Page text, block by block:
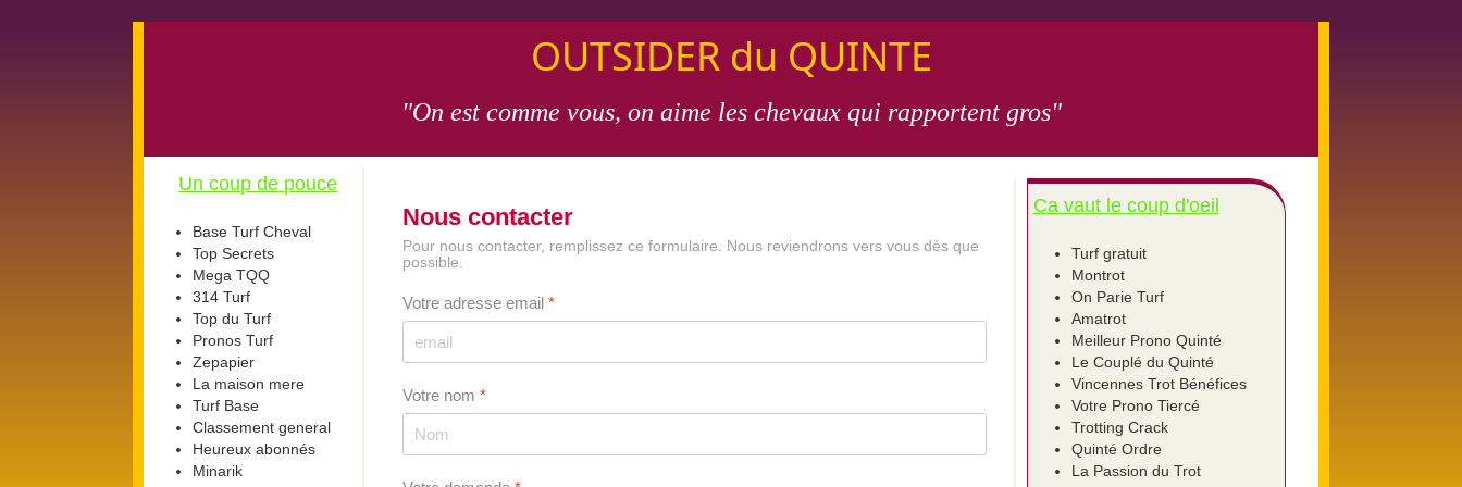
OUTSIDER du QUINTE
"On est comme vous, on aime les chevaux qui rapportent gros"
Un coup de pouce
Base Turf Cheval
Top Secrets
Mega TQQ
314 Turf
Top du Turf
Pronos Turf
Zepapier
La maison mere
Turf Base
Classement general
Heureux abonnés
Minarik
Nous contacter
Pour nous contacter, remplissez ce formulaire. Nous reviendrons vers vous dès que
possible.
Votre adresse email *
Votre nom *
Ca vaut le coup d'oeil
Turf gratuit
Montrot
On Parie Turf
Amatrot
Meilleur Prono Quinté
Le Couplé du Quinté
Vincennes Trot Bénéfices
Votre Prono Tiercé
Trotting Crack
Quinté Ordre
La Passion du Trot